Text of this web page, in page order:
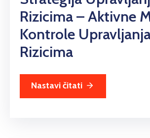
Rizicima – Aktivne
Kontrole
Rizicima
Nastavi čitati